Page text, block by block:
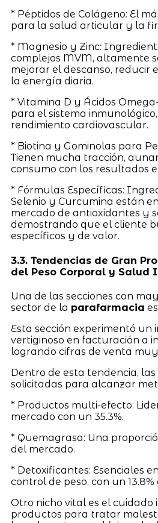
* Péptidos de Colágeno: El
para la salud articular y la
* Magnesio y Zinc:
complejos MVM, altamente
mejorar el descanso, reducir
la energía diaria.
* Vitamina D y Ácidos
para el sistema
rendimiento cardiovascular.
* Biotina y Gominolas para
Tienen mucha tracción,
consumo con los resultados
* Fórmulas Específicas:
Selenio y Curcumina están
mercado de antioxidantes y
demostrando que el cliente
específicos y de valor.
3.3. Tendencias de Gran
del Peso Corporal y Salud
Una de las secciones con
sector de la parafarmacia
Esta sección experimentó un
vertiginoso en facturación a
logrando cifras de venta
Dentro de esta tendencia,
solicitadas para alcanzar
* Productos multi-efecto:
mercado con un 35.3%.
* Quemagrasa: Una
del mercado.
* Detoxificantes: Esenciales
control de peso, con un
Otro nicho vital es el cuidado
productos para tratar